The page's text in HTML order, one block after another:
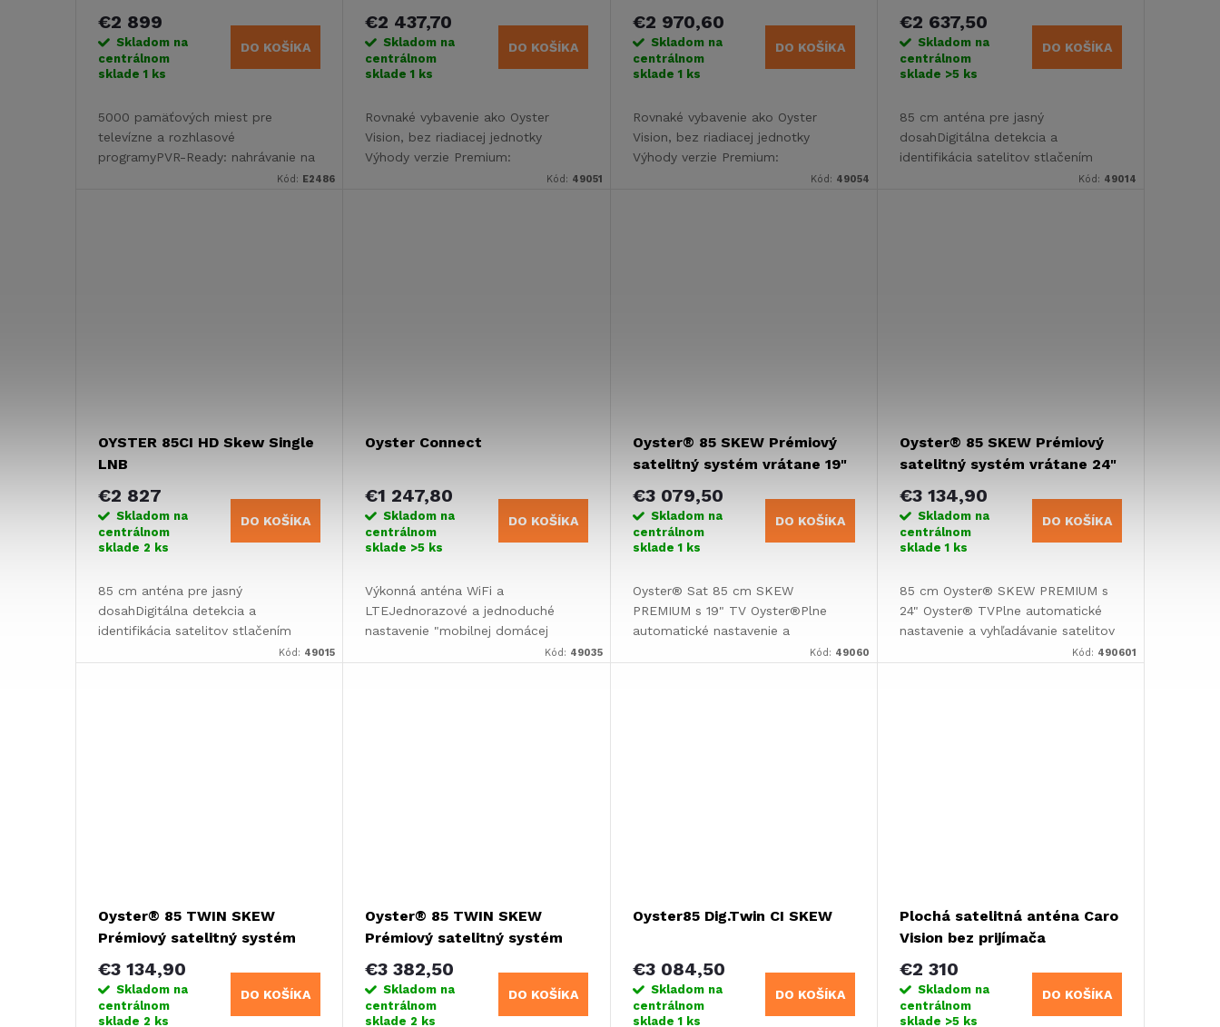
€2 899
Skladom na
centrálnom
sklade 1 ks
DO KOŠÍKA
5000 pamäťových miest pre
televízne a rozhlasové
programyPVR-Ready: nahrávanie na
externý pevný disk prostredníctvom
Kód: E2486
€2 437,70
Skladom na
centrálnom
sklade1 ks
DO KOŠÍKA
Rovnaké vybavenie ako Oyster
Vision, bez riadiacej jednotky
Výhody verzie Premium:
skombinujte Oyster Premium sKód: 49051
systém
€2 970,60
Skladom na
centrálnom
sklade 1 ks
DO KOŠÍKA
Rovnaké vybavenie ako Oyster
Vision, bez riadiacej jednotky
Výhody verzie Premium:
skombinujte Oyster Premium sKód: 49054
€2 637,50
Skladom na
centrálnom
sklade >5 ks
DO KOŠÍKA
85 cm anténa pre jasný
dosahDigitálna detekcia a
identifikácia satelitov stlačením
tlačidlaAutomatické zasunutie pri
Kód: 49014
OYSTER 85CI HD Skew Single
LNB
€2 827
Skladom na
centrálnom
sklade 2 ks
DO KOŠÍKA
85 cm anténa pre jasný
dosahDigitálna detekcia a
identifikácia satelitov stlačením
tlačidlaAutomatické zasunutie pri
Kód: 49015
Oyster Connect
€1 247,80
Skladom na
centrálnom
sklade >5 ks
DO KOŠÍKA
Výkonná anténa WiFi a
LTEJednorazové a jednoduché
nastavenie "mobilnej domácej
siete".Možnosť výberu siete WiFi 2,4
Kód: 49035
Oyster® 85 SKEW Prémiový
satelitný systém vrátane 19"
€3 079,50
Skladom na
centrálnom
sklade1 ks
DO KOŠÍKA
Oyster® Sat 85 cm SKEW
PREMIUM s 19" TV Oyster®Plne
automatické nastavenie a
vyhľadávanie satelitov (30-60Kód: 49060
Oyster® 85 SKEW Prémiový
satelitný systém vrátane 24"
€3 134,90
Skladom na
centrálnom
sklade1 ks
DO KOŠÍKA
85 cm Oyster® SKEW PREMIUM s
24" Oyster® TVPlne automatické
nastavenie a vyhľadávanie satelitov
(30-60 s)Technológia LEM: skrátený
Kód: 490601
Oyster® 85 TWIN SKEW
Prémiový satelitný systém
Oyster®
€3 134,90
Skladom na
centrálnom
sklade 2 ks
DO KOŠÍKA
Oyster® 85 TWIN SKEW
Prémiový satelitný systém
Oyster®
€3 382,50
Skladom na
centrálnom
sklade 2 ks
DO KOŠÍKA
Oyster85 Dig.Twin CI SKEW
€3 084,50
Skladom na
centrálnom
sklade1 ks
DO KOŠÍKA
Plochá satelitná anténa Caro
Vision bez prijímača
€2 310
Skladom na
centrálnom
sklade >5 ks
DO KOŠÍKA